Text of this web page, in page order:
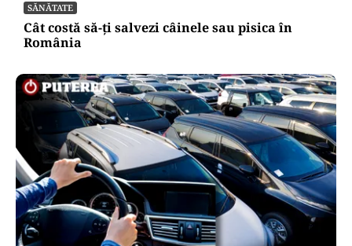
SĂNĂTATE
Cât costă să-ți salvezi câinele sau pisica în
România